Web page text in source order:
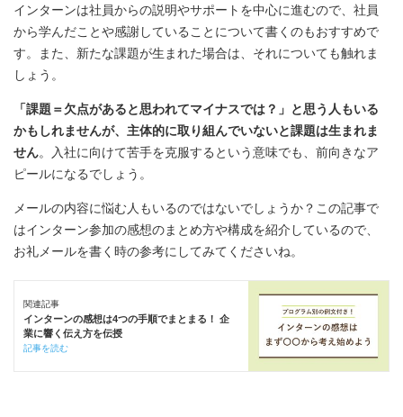
インターンは社員からの説明やサポートを中心に進むので、社員
から学んだことや感謝していることについて書くのもおすすめで
す。また、新たな課題が生まれた場合は、それについても触れま
しょう。
「課題＝欠点があると思われてマイナスでは？」と思う人もいる
かもしれませんが、主体的に取り組んでいないと課題は生まれま
せん。入社に向けて苦手を克服するという意味でも、前向きなア
ピールになるでしょう。
メールの内容に悩む人もいるのではないでしょうか？この記事で
はインターン参加の感想のまとめ方や構成を紹介しているので、
お礼メールを書く時の参考にしてみてくださいね。
関連記事
インターンの感想は4つの手順でまとまる！ 企
業に響く伝え方を伝授
記事を読む